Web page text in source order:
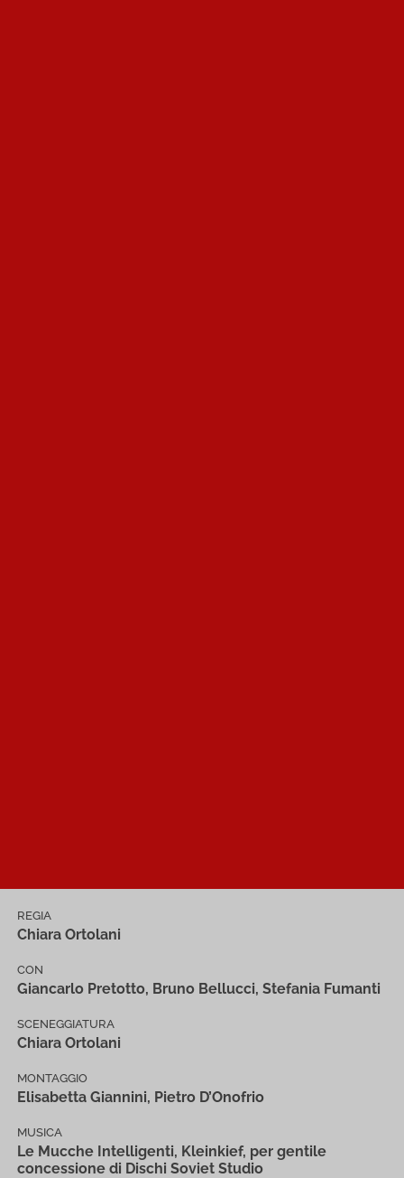
REGIA
Chiara Ortolani
CON
Giancarlo Pretotto, Bruno Bellucci, Stefania Fumanti
SCENEGGIATURA
Chiara Ortolani
MONTAGGIO
Elisabetta Giannini, Pietro D’Onofrio
MUSICA
Le Mucche Intelligenti, Kleinkief, per gentile
concessione di Dischi Soviet Studio